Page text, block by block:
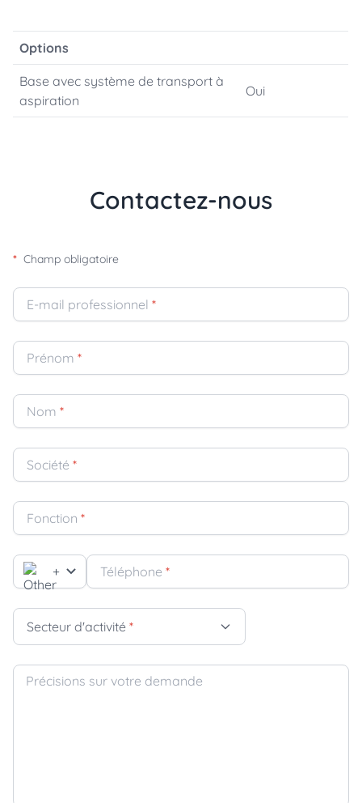
Options
Base avec système de transport à
aspiration
Oui
Contactez-nous
* Champ obligatoire
E-mail professionnel *
Prénom *
Nom *
Société *
Fonction *
+ Téléphone *
Secteur d'activité *
Précisions sur votre demande